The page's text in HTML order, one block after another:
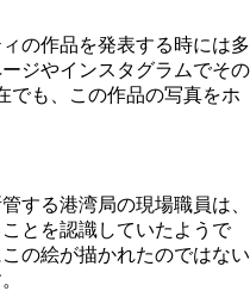
の作品を発表する時には多
ジやインスタグラムでその
でも、この作品の写真をホ
する港湾局の現場職員は、
とを認識していたようで
の絵が描かれたのではない